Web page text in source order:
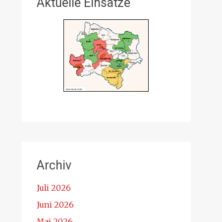
Archiv
Juli 2026
Juni 2026